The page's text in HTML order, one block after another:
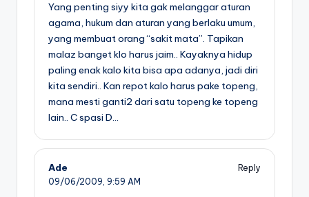
Yang penting siyy kita gak melanggar aturan
agama, hukum dan aturan yang berlaku umum,
yang membuat orang “sakit mata”. Tapikan
malaz banget klo harus jaim.. Kayaknya hidup
paling enak kalo kita bisa apa adanya, jadi diri
kita sendiri.. Kan repot kalo harus pake topeng,
mana mesti ganti2 dari satu topeng ke topeng
lain.. C spasi D…
Ade
Reply
09/06/2009, 9:59 AM